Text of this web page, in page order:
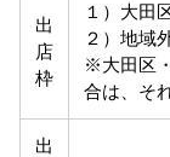
出
店
枠
１）大田
２）地域
※大田区
合は、そ
出